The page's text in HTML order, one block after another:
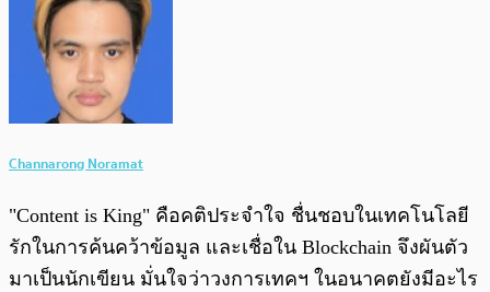
Channarong Noramat
"Content is King" คือคติประจำใจ ชื่นชอบในเทคโนโลยี
รักในการค้นคว้าข้อมูล และเชื่อใน Blockchain จึงผันตัว
มาเป็นนักเขียน มั่นใจว่าวงการเทคฯ ในอนาคตยังมีอะไร